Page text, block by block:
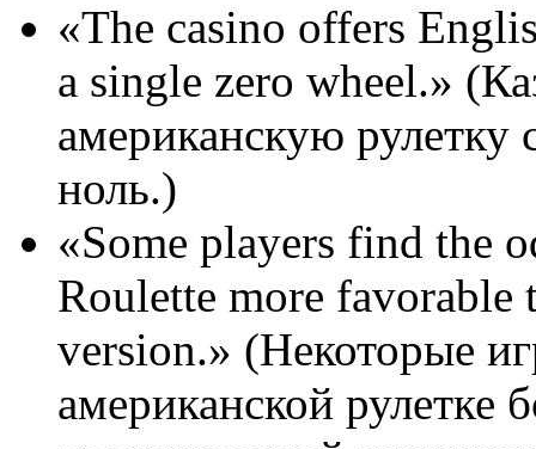
«The casino offers
a single zero wheel.»
американскую
ноль.)
«Some players find the
Roulette more
version.» (Некоторые
американской рулетке